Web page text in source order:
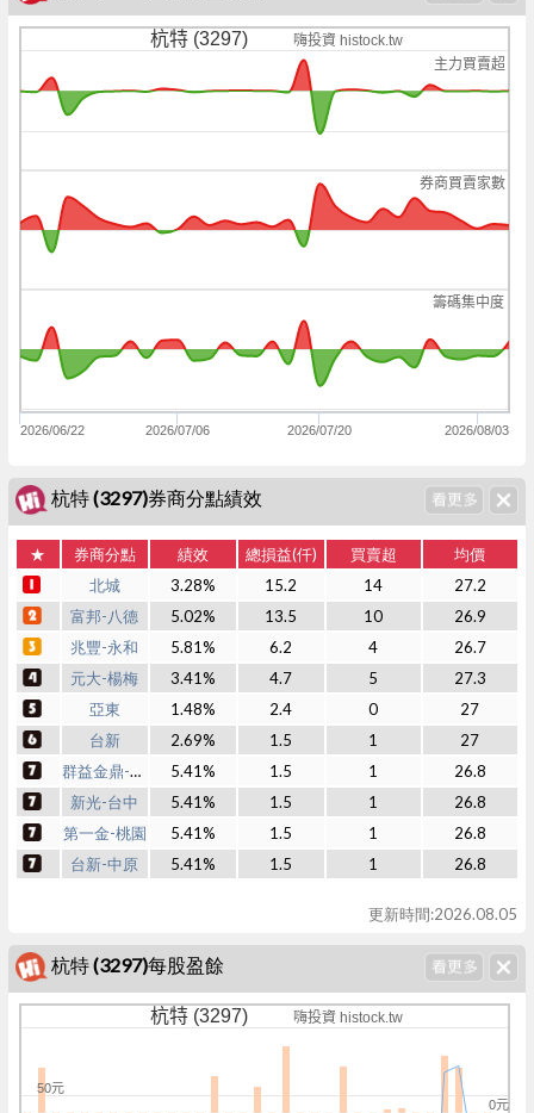
主力買賣超
券商買賣家數
籌碼集中度
杭特 (3297) 嗨投資 histock.tw
2026/06/22 2026/07/06 2026/07/20 2026/08/03
杭特 (3297)券商分點績效
★ 券商分點 績效 總損益(仟) 買賣超
均價
北城
3.28% 15.2 14
27.2
富邦-八德
5.02% 13.5 10
26.9
兆豐-永和
5.81% 6.2 4
26.7
元大-楊梅
3.41% 4.7 5
27.3
亞東
1.48% 2.4 0
27
台新
2.69% 1.5 1
27
群益金鼎-敦南
5.41% 1.5 1
26.8
新光-台中
5.41% 1.5 1
26.8
第一金-桃園
5.41% 1.5 1
26.8
台新-中原
5.41% 1.5 1 26.8
更新時間:2026.08.05
杭特 (3297)每股盈餘
杭特 (3297) 嗨投資 histock.tw
0元
50元